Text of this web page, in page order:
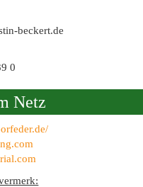
beckert.de
0
Netz